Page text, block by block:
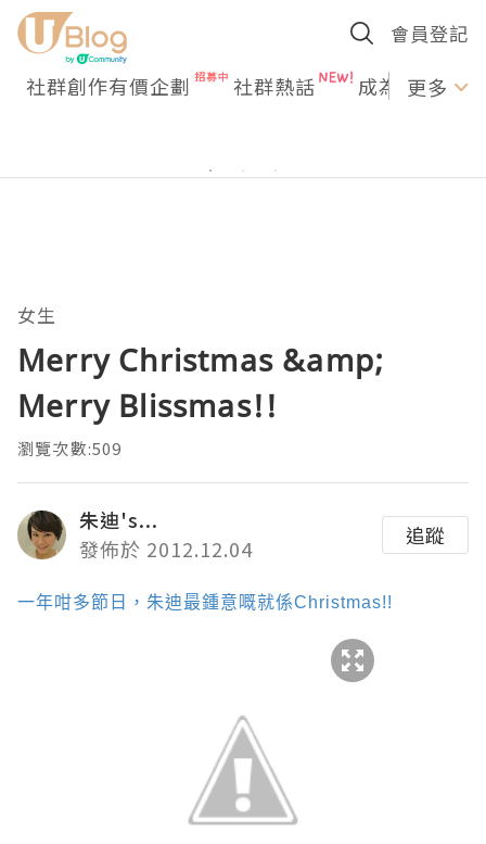
會員登記
社群創作有價企劃 社群熱話 成為U更多
女生
Merry Christmas &amp;
Merry Blissmas!!
瀏覽次數:509
朱迪's...
發佈於 2012.12.04
追蹤
一年咁多節日，朱迪最鍾意嘅就係Christmas!!